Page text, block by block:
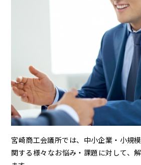
宮崎商工会議所では、中小企業・小規
関する様々なお悩み・課題に対して、